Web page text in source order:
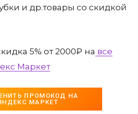
и др.товары со скидкой
5% от 2000₽ на все
Маркет
ПРОМОКОД НА
МАРКЕТ